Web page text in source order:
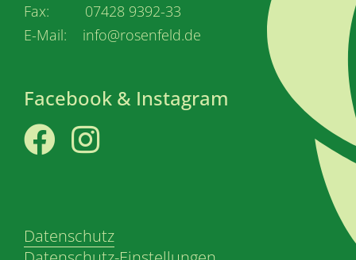
Fax: 07428 9392-33
E-Mail: info@rosenfeld.de
Facebook & Instagram
Datenschutz